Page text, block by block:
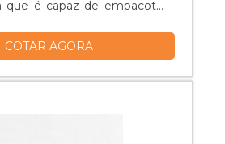
que é capaz de empacotar
o equipamento pode
embalar de 60 a 150
COTAR AGORA